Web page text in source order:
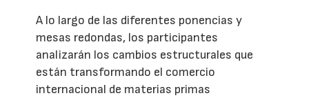
A lo largo de las diferentes ponencias y
mesas redondas, los participantes
analizarán los cambios estructurales que
están transformando el comercio
internacional de materias primas